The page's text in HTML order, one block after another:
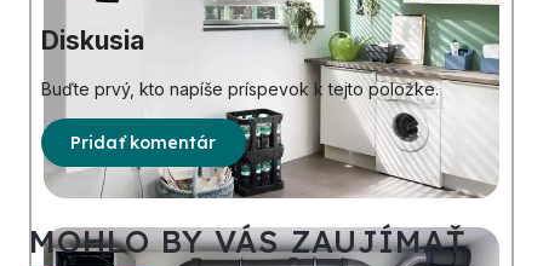
Diskusia
Buďte prvý, kto napíše príspevok k tejto položke.
Pridať komentár
MOHLO BY VÁS ZAUJÍMAŤ